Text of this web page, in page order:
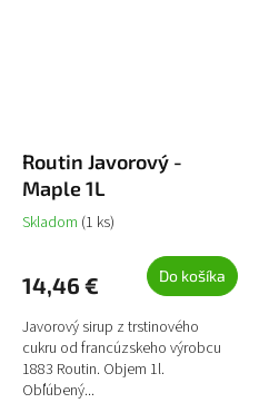
Routin Javorový -
Maple 1L
Skladom (1 ks)
14,46 € Do košíka
Javorový sirup z trstinového
cukru od francúzskeho výrobcu
1883 Routin. Objem 1l.
Obľúbený...